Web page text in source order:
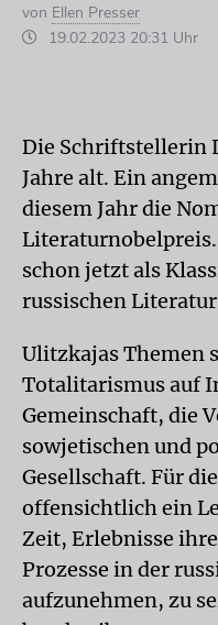
von Ellen Presser
19.02.2023 20:31 Uhr
Die Schriftstellerin
Jahre alt. Ein
diesem Jahr die
schon jetzt als
russischen
Ulitzkajas Themen
Totalitarismus auf
Gemeinschaft, die
sowjetischen und
Gesellschaft. Für
offensichtlich ein
Zeit, Erlebnisse
Prozesse in der
aufzunehmen, zu